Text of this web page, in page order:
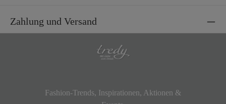
Zahlung und Versand
Fashion-Trends, Inspirationen, Aktionen &